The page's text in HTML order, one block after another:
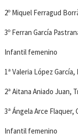
2º Miquel Ferragud
3º Ferran García
Infantil femenino
1ª Valeria López
2ª Aitana Aniado Juan,
3ª Ángela Arce Flaquer,
Infantil femenino